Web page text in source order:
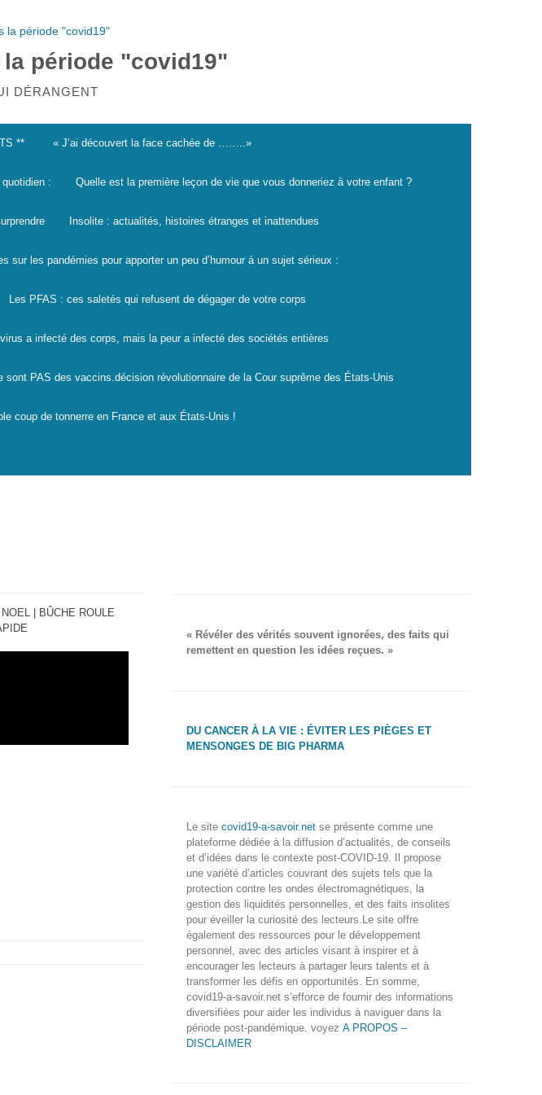
période "covid19"
DÉRANGENT
** « J’ai découvert la face cachée de ……..»
: Quelle est la première leçon de vie que vous donneriez à votre enfant ?
Insolite : actualités, histoires étranges et inattendues
sur les pandémies pour apporter un peu d’humour à un sujet sérieux :
Les PFAS : ces saletés qui refusent de dégager de votre corps
a infecté des corps, mais la peur a infecté des sociétés entières
sont PAS des vaccins.décision révolutionnaire de la Cour suprême des États-Unis
coup de tonnerre en France et aux États-Unis !
| BÛCHE ROULE
« Révéler des vérités souvent ignorées, des faits qui
remettent en question les idées reçues. »
DU CANCER À LA VIE : ÉVITER LES PIÈGES ET
MENSONGES DE BIG PHARMA
Le site covid19-a-savoir.netse présente comme une
plateforme dédiée à la diffusion d’actualités, de conseils
et d’idées dans le contexte post-COVID-19. Il propose
une variété d’articles couvrant des sujets tels que la
protection contre les ondes électromagnétiques, la
gestion des liquidités personnelles, et des faits insolites
pour éveiller la curiosité des lecteurs.Le site offre
également des ressources pour le développement
personnel, avec des articles visant à inspirer et à
encourager les lecteurs à partager leurs talents et à
transformer les défis en opportunités. En somme,
covid19-a-savoir.net s’efforce de fournir des informations
diversifiées pour aider les individus à naviguer dans la
période post-pandémique. voyez A PROPOS –
DISCLAIMER